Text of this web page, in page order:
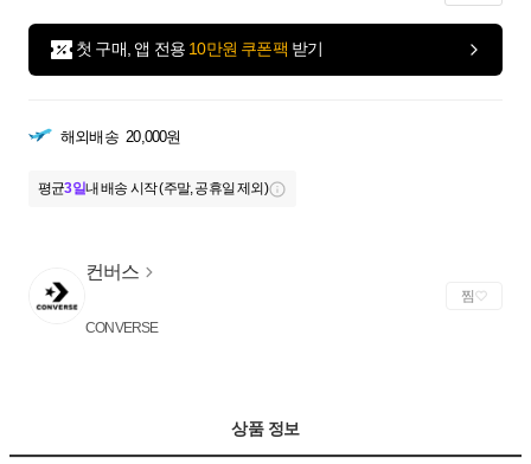
첫 구매, 앱 전용 10만원 쿠폰팩 받기
해외배송 20,000원
평균3일내 배송 시작 (주말, 공휴일 제외)
컨버스
CONVERSE
찜
상품 정보